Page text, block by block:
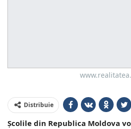
Distribuie
Școlile din Republica Moldova